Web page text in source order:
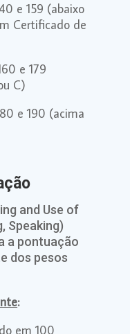
e 159 (abaixo
Certificado de
e 179
C)
e 190 (acima
and Use of
Speaking)
a pontuação
dos pesos
:
em 100